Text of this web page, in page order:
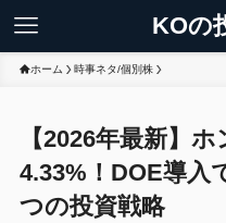
KOの
ホーム 時事ネタ/個別株
【2026年最新】
4.33%！DOE導入
つの投資戦略